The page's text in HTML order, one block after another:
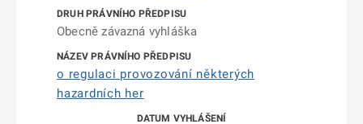
Obecně závazná vyhláška
o regulaci provozování některých
hazardních her